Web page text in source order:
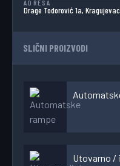
ADRESA
Drage Todorović 1a, Kragujevac
SLIČNI PROIZVODI
Utovarno /